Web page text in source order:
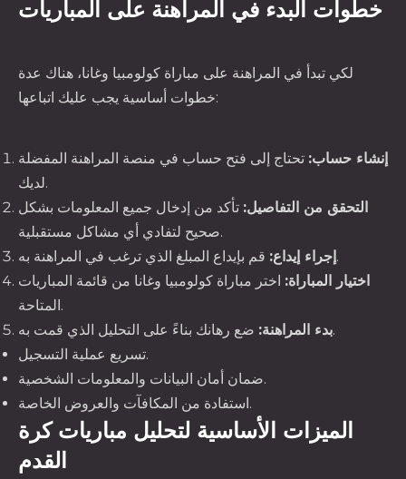
خطوات البدء في المراهنة على المباريات
لكي تبدأ في المراهنة على مباراة كولومبيا وغانا، هناك عدة
خطوات أساسية يجب عليك اتباعها:
إنشاء حساب: تحتاج إلى فتح حساب في منصة المراهنة المفضلة
لديك.
التحقق من التفاصيل: تأكد من إدخال جميع المعلومات بشكل
صحيح لتفادي أي مشاكل مستقبلية.
إجراء إيداع:قم بإيداع المبلغ الذي ترغب في المراهنة به.
اختيار المباراة: اختر مباراة كولومبيا وغانا من قائمة المباريات
المتاحة.
بدء المراهنة:ضع رهانك بناءً على التحليل الذي قمت به.
تسريع عملية التسجيل.
ضمان أمان البيانات والمعلومات الشخصية.
استفادة من المكافآت والعروض الخاصة.
الميزات الأساسية لتحليل مباريات كرة
القدم
PREVIOUS